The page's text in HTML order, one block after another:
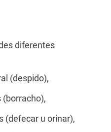
diferentes
(despido),
(borracho),
(defecar u orinar),